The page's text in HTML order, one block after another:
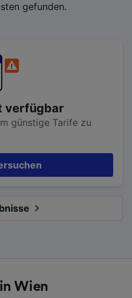
gefunden.
verfügbar
günstige Tarife zu
Wien